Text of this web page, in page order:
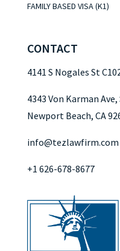
FAMILY BASED VISA (K1)
CONTACT
4141 S Nogales St
4343 Von Karman
Newport Beach, CA
info@tezlawfirm.com
+1 626-678-8677